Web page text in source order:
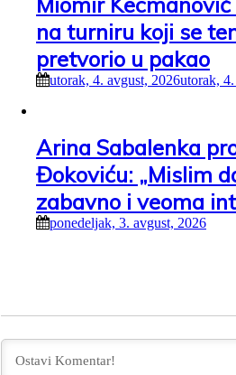
na turniru koji se
pretvorio u pakao
utorak, 4. avgust, 2026utorak,
Arina Sabalenka
Đokoviću: „Mislim
zabavno i veoma
ponedeljak, 3. avgust, 2026